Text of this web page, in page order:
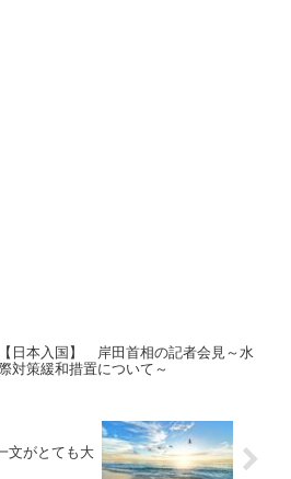
【日本入国】 岸田首相の記者会見～水
対策緩和措置について～
文がとても大